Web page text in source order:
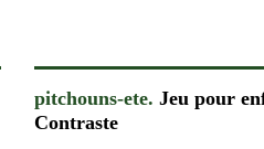
pitchouns-ete. Jeu pour
Contraste